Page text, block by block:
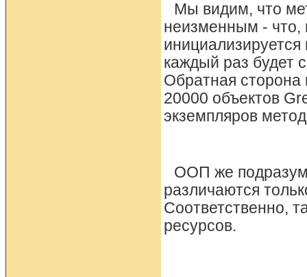
Мы видим, что
неизменным - что,
инициализируется
каждый раз будет
Обратная сторона
20000 объектов
экземпляров
ООП же
различаются
Соответственно,
ресурсов.